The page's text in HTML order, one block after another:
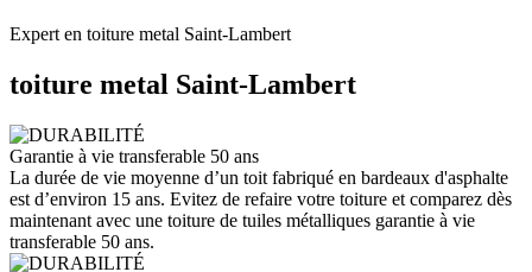
Expert en toiture metal Saint-Lambert
toiture metal Saint-Lambert
Garantie à vie transferable 50 ans
La durée de vie moyenne d’un toit fabriqué en bardeaux d'asphalte
est d’environ 15 ans. Evitez de refaire votre toiture et comparez dès
maintenant avec une toiture de tuiles métalliques garantie à vie
transferable 50 ans.